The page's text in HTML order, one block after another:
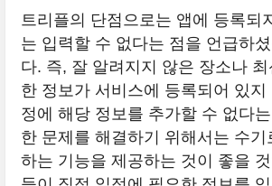
트리플의 단점으로는 앱에 등록되
는 입력할 수 없다는 점을 언급하셨
다. 즉, 잘 알려지지 않은 장소나 최
한 정보가 서비스에 등록되어 있지
정에 해당 정보를 추가할 수 없다
한 문제를 해결하기 위해서는 수기
하는 기능을 제공하는 것이 좋을